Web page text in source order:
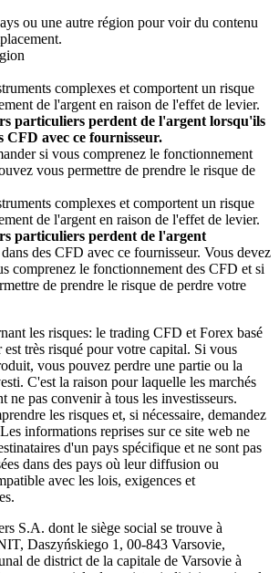
ou une autre région pour voir du contenu
complexes et comportent un risque
de l'argent en raison de l'effet de levier.
particuliers perdent de l'argent lorsqu'ils
CFD avec ce fournisseur.
si vous comprenez le fonctionnement
vous permettre de prendre le risque de
complexes et comportent un risque
de l'argent en raison de l'effet de levier.
particuliers perdent de l'argent
des CFD avec ce fournisseur. Vous devez
comprenez le fonctionnement des CFD et si
de prendre le risque de perdre votre
les risques: le trading CFD et Forex basé
est très risqué pour votre capital. Si vous
vous pouvez perdre une partie ou la
C'est la raison pour laquelle les marchés
ne pas convenir à tous les investisseurs.
les risques et, si nécessaire, demandez
informations reprises sur ce site web ne
d'un pays spécifique et ne sont pas
dans des pays où leur diffusion ou
avec les lois, exigences et
S.A. dont le siège social se trouve à
Daszyńskiego 1, 00-843 Varsovie,
de district de la capitale de Varsovie à